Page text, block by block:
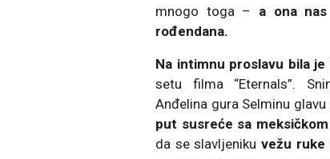
mnogo toga – a ona
rođendana.
Na intimnu proslavu bila
setu filma “Eternals”.
Anđelina gura Selminu
put susreće sa
da se slavljenikuvežu ruke